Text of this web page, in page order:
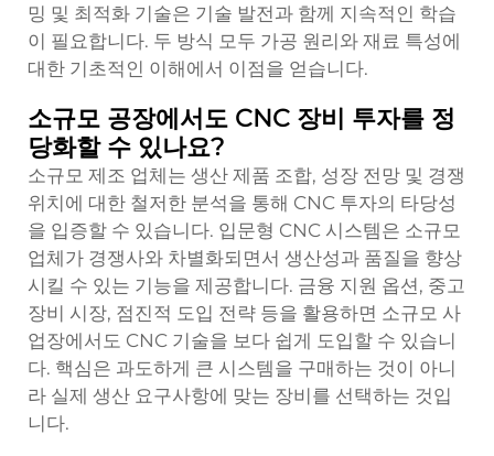
밍 및 최적화 기술은 기술 발전과 함께 지속적인 학습
이 필요합니다. 두 방식 모두 가공 원리와 재료 특성에
대한 기초적인 이해에서 이점을 얻습니다.
소규모 공장에서도 CNC 장비 투자를 정
당화할 수 있나요?
소규모 제조 업체는 생산 제품 조합, 성장 전망 및 경쟁
위치에 대한 철저한 분석을 통해 CNC 투자의 타당성
을 입증할 수 있습니다. 입문형 CNC 시스템은 소규모
업체가 경쟁사와 차별화되면서 생산성과 품질을 향상
시킬 수 있는 기능을 제공합니다. 금융 지원 옵션, 중고
장비 시장, 점진적 도입 전략 등을 활용하면 소규모 사
업장에서도 CNC 기술을 보다 쉽게 도입할 수 있습니
다. 핵심은 과도하게 큰 시스템을 구매하는 것이 아니
라 실제 생산 요구사항에 맞는 장비를 선택하는 것입
니다.